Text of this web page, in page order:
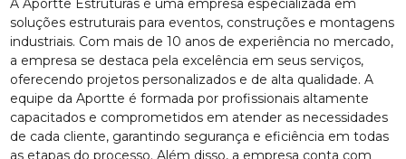
A Aportte Estruturas é uma empresa especializada em
soluções estruturais para eventos, construções e montagens
industriais. Com mais de 10 anos de experiência no mercado,
a empresa se destaca pela excelência em seus serviços,
oferecendo projetos personalizados e de alta qualidade. A
equipe da Aportte é formada por profissionais altamente
capacitados e comprometidos em atender as necessidades
de cada cliente, garantindo segurança e eficiência em todas